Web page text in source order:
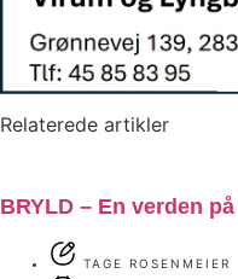
Relaterede artikler
BRYLD – En verden
TAGE ROSENMEIER